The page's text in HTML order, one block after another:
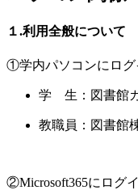
１.利用全般について
①学内パソコンにログ
学 生：図書館カ
教職員：図書館
②Microsoft365にログ